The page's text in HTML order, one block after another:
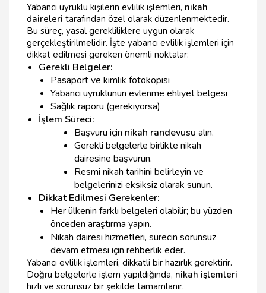
Yabancı uyruklu kişilerin evlilik işlemleri, nikah
daireleri tarafından özel olarak düzenlenmektedir.
Bu süreç, yasal gerekliliklere uygun olarak
gerçekleştirilmelidir. İşte yabancı evlilik işlemleri için
dikkat edilmesi gereken önemli noktalar:
Gerekli Belgeler:
Pasaport ve kimlik fotokopisi
Yabancı uyruklunun evlenme ehliyet belgesi
Sağlık raporu (gerekiyorsa)
İşlem Süreci:
Başvuru için nikah randevusu alın.
Gerekli belgelerle birlikte nikah
dairesine başvurun.
Resmi nikah tarihini belirleyin ve
belgelerinizi eksiksiz olarak sunun.
Dikkat Edilmesi Gerekenler:
Her ülkenin farklı belgeleri olabilir; bu yüzden
önceden araştırma yapın.
Nikah dairesi hizmetleri, sürecin sorunsuz
devam etmesi için rehberlik eder.
Yabancı evlilik işlemleri, dikkatli bir hazırlık gerektirir.
Doğru belgelerle işlem yapıldığında, nikah işlemleri
hızlı ve sorunsuz bir şekilde tamamlanır.